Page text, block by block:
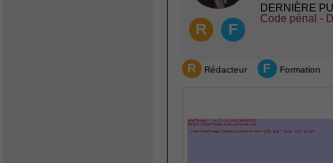
R F
DERNIÈRE
Code pénal -
R Rédacteur F Formation